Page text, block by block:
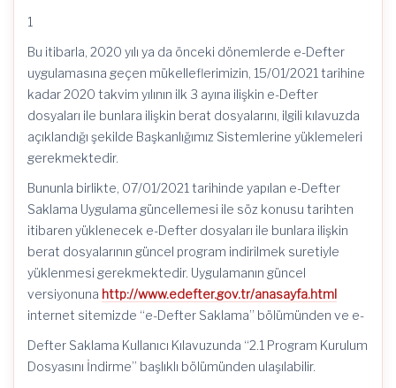
1
Bu itibarla, 2020 yılı ya da önceki dönemlerde e-Defter
uygulamasına geçen mükelleflerimizin, 15/01/2021 tarihine
kadar 2020 takvim yılının ilk 3 ayına ilişkin e-Defter
dosyaları ile bunlara ilişkin berat dosyalarını, ilgili kılavuzda
açıklandığı şekilde Başkanlığımız Sistemlerine yüklemeleri
gerekmektedir.
Bununla birlikte, 07/01/2021 tarihinde yapılan e-Defter
Saklama Uygulama güncellemesi ile söz konusu tarihten
itibaren yüklenecek e-Defter dosyaları ile bunlara ilişkin
berat dosyalarının güncel program indirilmek suretiyle
yüklenmesi gerekmektedir. Uygulamanın güncel
versiyonuna http://www.edefter.gov.tr/anasayfa.html
internet sitemizde “e-Defter Saklama” bölümünden ve e-
Defter Saklama Kullanıcı Kılavuzunda “2.1 Program Kurulum
Dosyasını İndirme” başlıklı bölümünden ulaşılabilir.